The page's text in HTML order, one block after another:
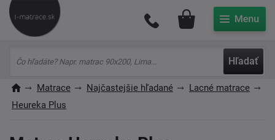
Hľadať
Môj účet
Matrace Najčastejšie hľadané
Lacné matrace
Heureka Plus